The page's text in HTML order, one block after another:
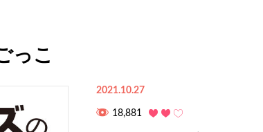
っこ
2021.10.27
18,881